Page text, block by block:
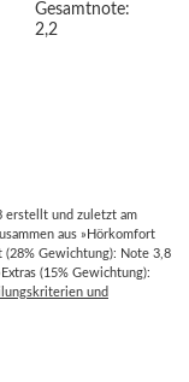
Gesamtnote:
2,2
erstellt und zuletzt am
aus »Hörkomfort
Gewichtung): Note 3,8
(15% Gewichtung):
und